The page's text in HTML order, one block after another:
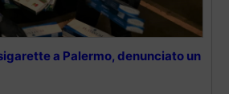
a Palermo, denunciato un